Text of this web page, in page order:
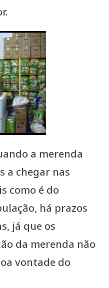
a merenda
a chegar nas
como é do
há prazos
já que os
da merenda não
vontade do